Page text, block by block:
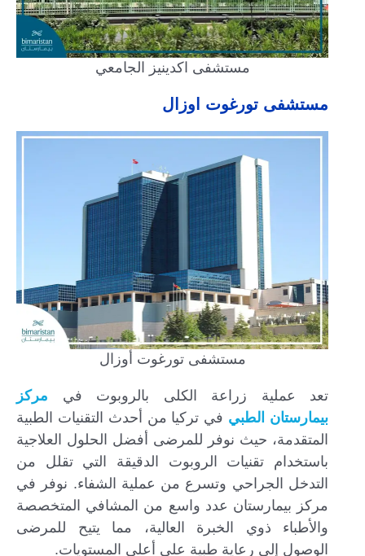
مستشفى اكدينيز الجامعي
مستشفى تورغوت اوزال
مستشفى تورغوت أوزال
تعد عملية زراعة الكلى بالروبوت في مركز
بيمارستان الطبي في تركيا من أحدث التقنيات الطبية
المتقدمة، حيث نوفر للمرضى أفضل الحلول العلاجية
باستخدام تقنيات الروبوت الدقيقة التي تقلل من
التدخل الجراحي وتسرع من عملية الشفاء. نوفر في
مركز بيمارستان عدد واسع من المشافي المتخصصة
والأطباء ذوي الخبرة العالية، مما يتيح للمرضى
الوصول إلى رعاية طبية على أعلى المستويات.